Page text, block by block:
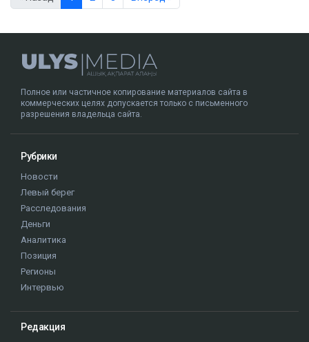
Полное или частичное копирование материалов сайта в
коммерческих целях допускается только с письменного
разрешения владельца сайта.
Рубрики
Новости
Левый берег
Расследования
Деньги
Аналитика
Позиция
Регионы
Интервью
Редакция